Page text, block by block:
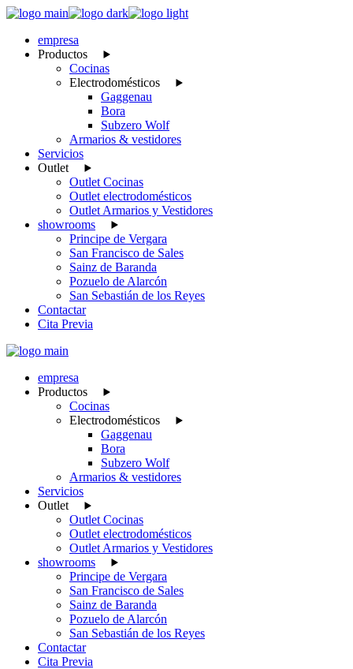
Skip
content
empresa
Productos
Cocinas
Electrodomésticos
Gaggenau
Bora
Subzero Wolf
Armarios & vestidores
Servicios
Outlet
Outlet Cocinas
Outlet electrodomésticos
Outlet Armarios y Vestidores
showrooms
Principe de Vergara
San Francisco de Sales
Sainz de Baranda
Pozuelo de Alarcón
San Sebastián de los Reyes
Contactar
Cita Previa
empresa
Productos
Cocinas
Electrodomésticos
Gaggenau
Bora
Subzero Wolf
Armarios & vestidores
Servicios
Outlet
Outlet Cocinas
Outlet electrodomésticos
Outlet Armarios y Vestidores
showrooms
Principe de Vergara
San Francisco de Sales
Sainz de Baranda
Pozuelo de Alarcón
San Sebastián de los Reyes
Contactar
Cita Previa